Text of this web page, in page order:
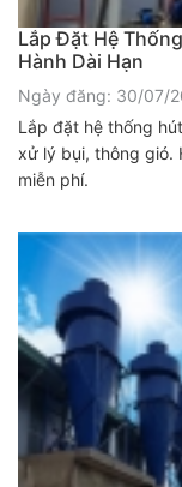
Lắp Đặt Hệ
Hành Dài Hạn
Ngày đăng: 30/07/
Lắp đặt hệ thống
xử lý bụi, thông gió.
miễn phí.